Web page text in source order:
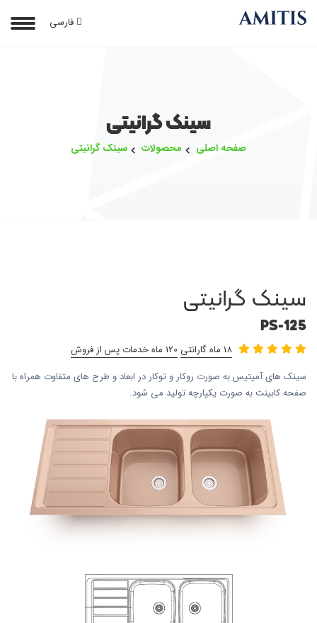
فارسی
سینک گرانیتی
صفحه اصلی محصولات سینک گرانیتی
سینک گرانیتی
PS-125
18 ماه گارانتی
120 ماه خدمات پس از فروش
سینک های آمیتیس به صورت روکار و توکار در ابعاد و طرح های متفاوت همراه با
صفحه کابینت به صورت یکپارچه تولید می شود.